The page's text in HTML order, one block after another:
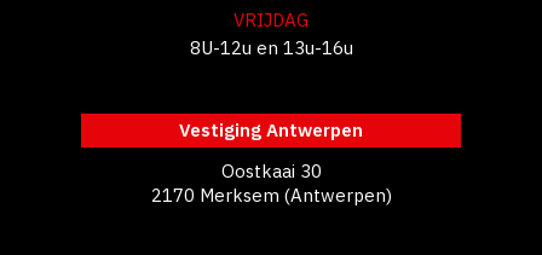
VRIJDAG
8U-12u en 13u-16u
Vestiging Antwerpen
Oostkaai 30
2170 Merksem (Antwerpen)